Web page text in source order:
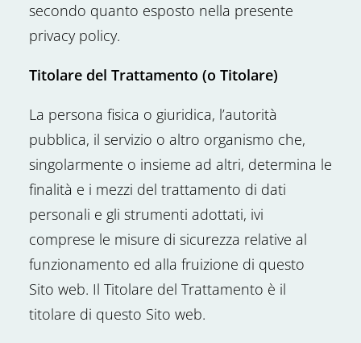
secondo quanto esposto nella presente
privacy policy.
Titolare del Trattamento (o Titolare)
La persona fisica o giuridica, l’autorità
pubblica, il servizio o altro organismo che,
singolarmente o insieme ad altri, determina le
finalità e i mezzi del trattamento di dati
personali e gli strumenti adottati, ivi
comprese le misure di sicurezza relative al
funzionamento ed alla fruizione di questo
Sito web. Il Titolare del Trattamento è il
titolare di questo Sito web.